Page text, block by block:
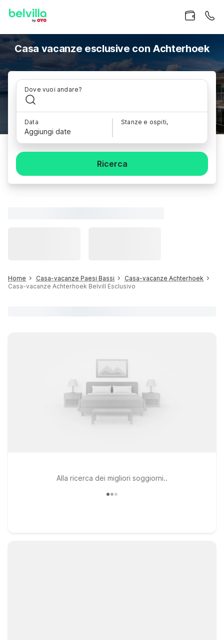
Casa vacanze esclusive con Achterhoek
Dove vuoi andare?
Data
Aggiungi date
Stanze e ospiti,
Ricerca
Home Casa-vacanze Paesi Bassi
Casa-vacanze Achterhoek
Casa-vacanze Achterhoek Belvill Esclusivo
Alla ricerca dei migliori soggiorni..